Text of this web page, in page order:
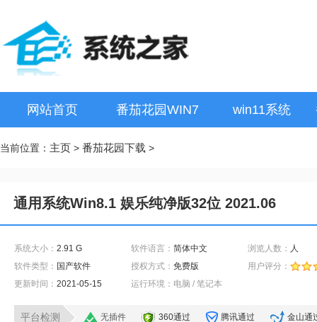
网站首页 番茄花园WIN7 win11系统
当前位置： 主页 > 番茄花园下载 >
通用系统Win8.1 娱乐纯净版32位 2021.06
系统大小： 2.91 G 软件语言： 简体中文 浏览人数： 人
软件类型： 国产软件 授权方式： 免费版
用户评分：
更新时间： 2021-05-15 运行环境：电脑 / 笔记本
平台检测 无插件 360通过 腾讯通过 金山通